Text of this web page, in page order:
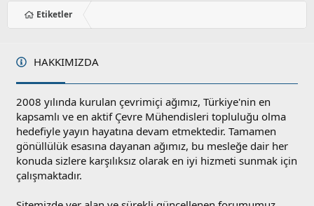
Etiketler
HAKKIMIZDA
2008 yılında kurulan çevrimiçi ağımız, Türkiye'nin en
kapsamlı ve en aktif Çevre Mühendisleri topluluğu olma
hedefiyle yayın hayatına devam etmektedir. Tamamen
gönüllülük esasına dayanan ağımız, bu mesleğe dair her
konuda sizlere karşılıksız olarak en iyi hizmeti sunmak için
çalışmaktadır.